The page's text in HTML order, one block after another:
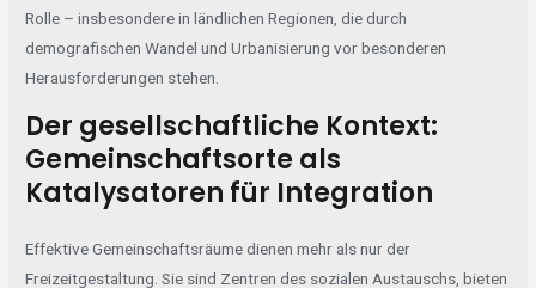
Rolle – insbesondere in ländlichen Regionen, die durch
demografischen Wandel und Urbanisierung vor besonderen
Herausforderungen stehen.
Der gesellschaftliche Kontext:
Gemeinschaftsorte als
Katalysatoren für Integration
Effektive Gemeinschaftsräume dienen mehr als nur der
Freizeitgestaltung. Sie sind Zentren des sozialen Austauschs, bieten